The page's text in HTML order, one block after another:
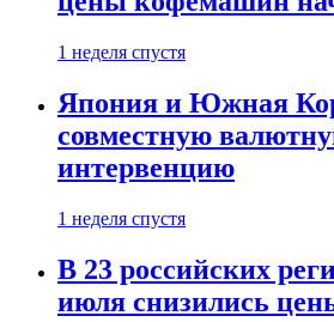
1 неделя спустя
Япония и Южная
совместную
интервенцию
1 неделя спустя
В 23 российских
июля снизились